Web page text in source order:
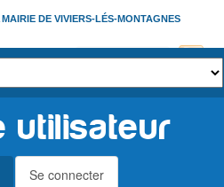
MAIRIE DE VIVIERS-LÉS-MONTAGNES
utilisateur
Se connecter